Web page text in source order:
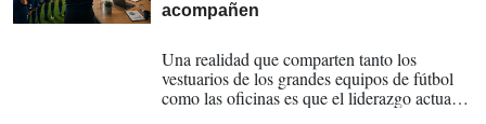
acompañen
Una realidad que comparten tanto los
vestuarios de los grandes equipos de fútbol
como las oficinas es que el liderazgo actual